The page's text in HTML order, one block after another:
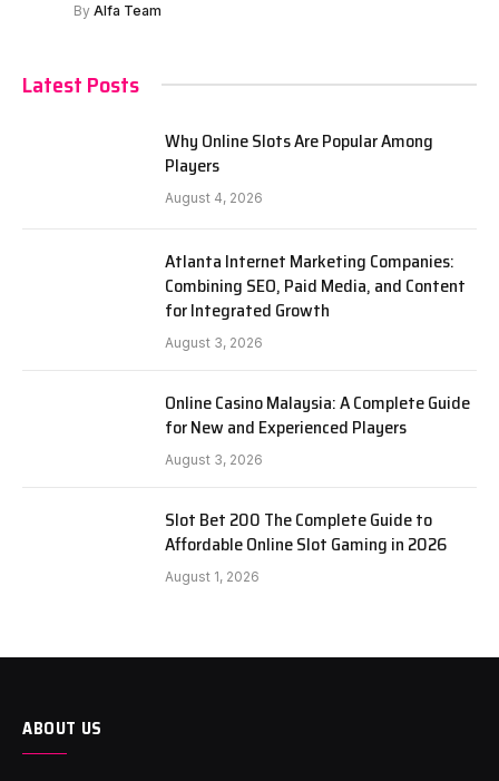
By Alfa Team
Latest Posts
Why Online Slots Are Popular Among
Players
August 4, 2026
Atlanta Internet Marketing Companies:
Combining SEO, Paid Media, and Content
for Integrated Growth
August 3, 2026
Online Casino Malaysia: A Complete Guide
for New and Experienced Players
August 3, 2026
Slot Bet 200 The Complete Guide to
Affordable Online Slot Gaming in 2026
August 1, 2026
ABOUT US